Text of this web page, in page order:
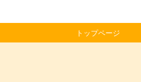
トップページ